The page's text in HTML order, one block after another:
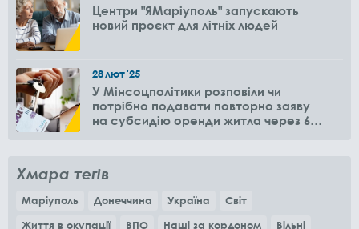
Центри "ЯМаріуполь" запускають
новий проєкт для літніх людей
28лют'25
У Мінсоцполітики розповіли чи
потрібно подавати повторно заяву
на субсидію оренди житла через 6
Хмара тегів
Маріуполь Донеччина Україна
Світ
Життя в окупації
ВПО Наші за кордоном
Вільні